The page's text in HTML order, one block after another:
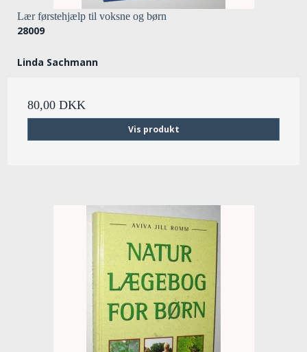
Lær førstehjælp til voksne og børn
28009
Linda Sachmann
80,00 DKK
Vis produkt